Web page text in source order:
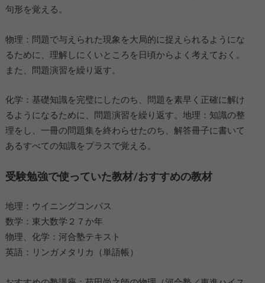
句形を覚える。
物理：問題で与えられた現象を大局的に捉えられるようにな
るために、理解しにくいところを日頃からよく考えておく。
また、問題演習を繰り返す。
化学：基礎知識を完璧にしたのち、問題を素早く正確に解け
るようになるために、問題演習を繰り返す。地理：知識の整
理をし、一冊の問題集を終わらせたのち、解答冊子に書いて
あるすべての知識をプラスで覚える。
受験勉強で使っていた教材/おすすめの教材
地理：ウイニングコンパス
数学：東大数学２７か年
物理、化学：河合塾テキスト
英語：リンガメタリカ（単語帳）